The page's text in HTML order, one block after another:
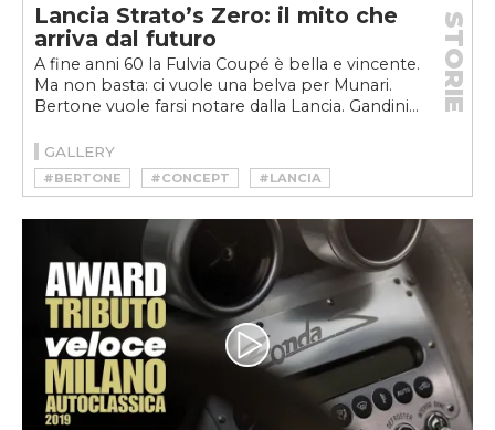
Lancia Strato’s Zero: il mito che
arriva dal futuro
A fine anni 60 la Fulvia Coupé è bella e vincente.
Ma non basta: ci vuole una belva per Munari.
Bertone vuole farsi notare dalla Lancia. Gandini...
STORIE
GALLERY
#BERTONE #CONCEPT
#LANCIA
#LANCIA STRATO'S ZERO
#MOTORSPORT
#PROTOTIPO
#RALLY
#STRATO'S ZERO